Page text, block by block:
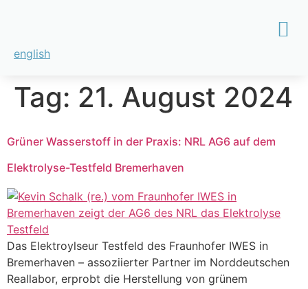
english
Tag: 21. August 2024
Grüner Wasserstoff in der Praxis: NRL AG6 auf dem
Elektrolyse-Testfeld Bremerhaven
Das Elektroylseur Testfeld des Fraunhofer IWES in
Bremerhaven – assoziierter Partner im Norddeutschen
Reallabor, erprobt die Herstellung von grünem